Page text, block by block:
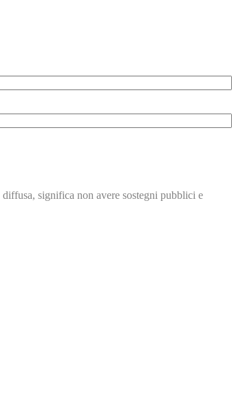
diffusa, significa non avere sostegni pubblici e